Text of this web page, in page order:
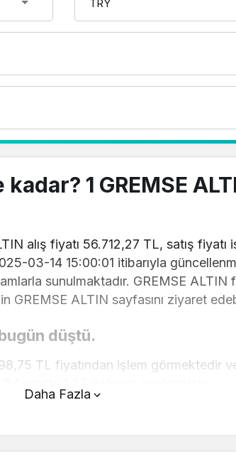
kadar? 1 GREMSE
alış fiyatı 56.712,27 TL, satış fiyatı
03-14 15:00:01 itibarıyla
sunulmaktadır. GREMSE ALTIN
GREMSE ALTIN sayfasını ziyaret
düştü.
TL fiyatından işlem görmektedir
Daha Fazla